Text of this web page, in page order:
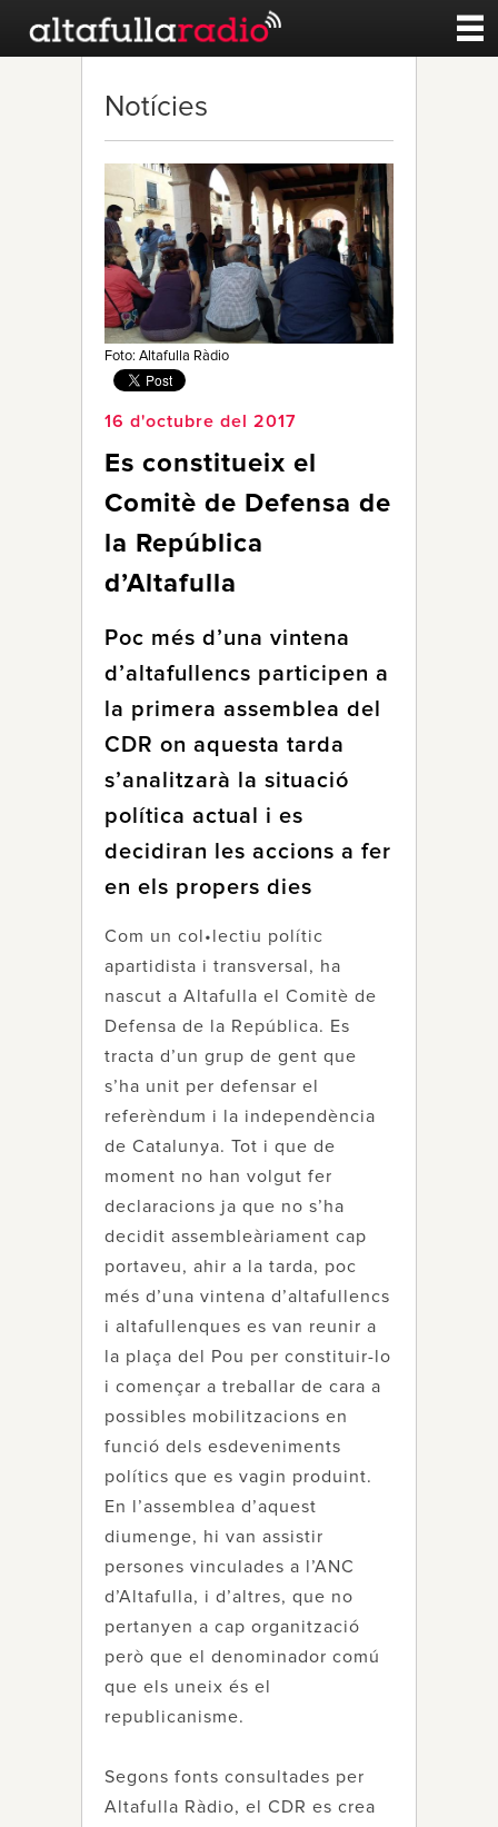
Esports
Noticies
Qui Som
Notícies
Foto: Altafulla Ràdio
16 d'octubre del 2017
Es constitueix el
Comitè de Defensa de
la República
d’Altafulla
Poc més d’una vintena
d’altafullencs participen a
la primera assemblea del
CDR on aquesta tarda
s’analitzarà la situació
política actual i es
decidiran les accions a fer
en els propers dies
Com un col•lectiu polític
apartidista i transversal, ha
nascut a Altafulla el Comitè de
Defensa de la República. Es
tracta d’un grup de gent que
s’ha unit per defensar el
referèndum i la independència
de Catalunya. Tot i que de
moment no han volgut fer
declaracions ja que no s’ha
decidit assembleàriament cap
portaveu, ahir a la tarda, poc
més d’una vintena d’altafullencs
i altafullenques es van reunir a
la plaça del Pou per constituir-lo
i començar a treballar de cara a
possibles mobilitzacions en
funció dels esdeveniments
polítics que es vagin produint.
En l’assemblea d’aquest
diumenge, hi van assistir
persones vinculades a l’ANC
d’Altafulla, i d’altres, que no
pertanyen a cap organització
però que el denominador comú
que els uneix és el
republicanisme.
Segons fonts consultades per
Altafulla Ràdio, el CDR es crea